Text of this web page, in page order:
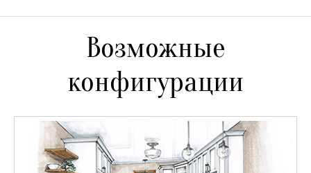
Возможные
конфигурации